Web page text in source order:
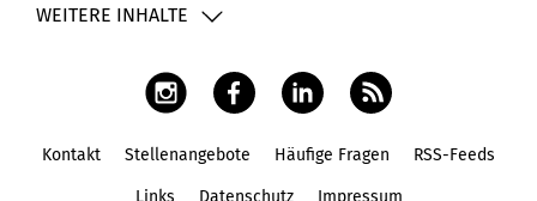
WEITERE INHALTE
Kontakt Stellenangebote Häufige Fragen RSS-Feeds